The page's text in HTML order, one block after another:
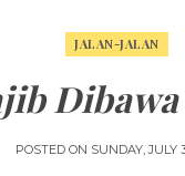
JALAN-JALAN
POSTED ON SUNDAY, JULY